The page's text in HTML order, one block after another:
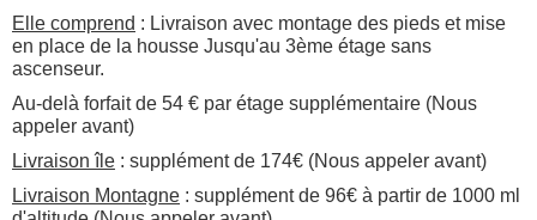
Elle comprend : Livraison avec montage des pieds et mise
en place de la housse Jusqu'au 3ème étage sans
ascenseur.
Au-delà forfait de 54 € par étage supplémentaire (Nous
appeler avant)
Livraison île : supplément de 174€ (Nous appeler avant)
Livraison Montagne : supplément de 96€ à partir de 1000 ml